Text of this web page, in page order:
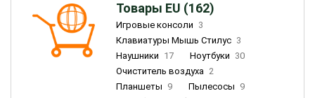
Товары EU (162)
Игровые консоли 3
Клавиатуры Мышь Стилус 3
Наушники 17 Ноутбуки 30
Очиститель воздуха 2
Планшеты 9 Пылесосы 9